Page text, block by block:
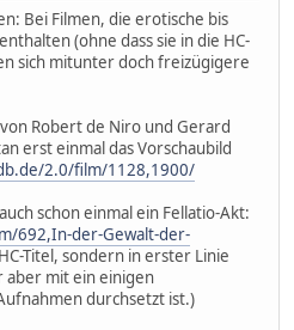
Bei Filmen, die erotische bis
(ohne dass sie in die HC-
sich mitunter doch freizügigere
Robert de Niro und Gerard
erst einmal das Vorschaubild
2.0/film/1128,1900/
schon einmal ein Fellatio-Akt:
692,In-der-Gewalt-der-
Titel, sondern in erster Linie
aber mit ein einigen
durchsetzt ist.)